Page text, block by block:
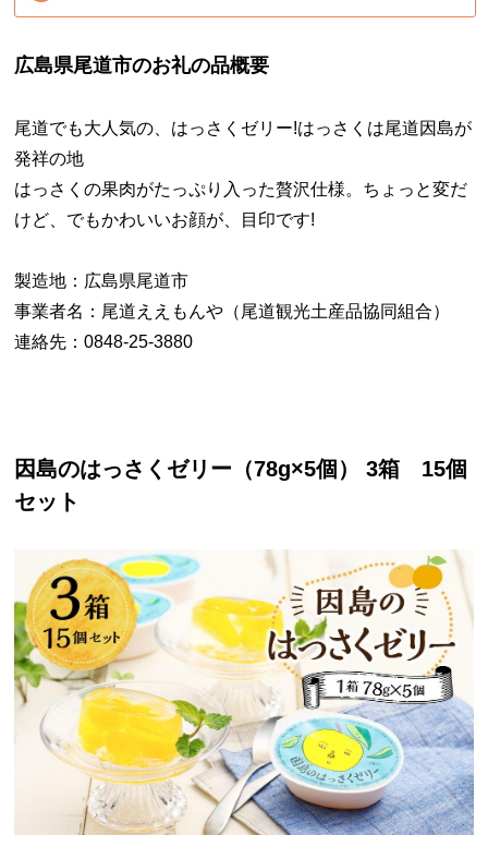
広島県尾道市のお礼の品概要
尾道でも大人気の、はっさくゼリー!はっさくは尾道因島が
発祥の地
はっさくの果肉がたっぷり入った贅沢仕様。ちょっと変だ
けど、でもかわいいお顔が、目印です!
製造地：広島県尾道市
事業者名：尾道ええもんや（尾道観光土産品協同組合）
連絡先：0848-25-3880
因島のはっさくゼリー（78g×5個） 3箱 15個
セット